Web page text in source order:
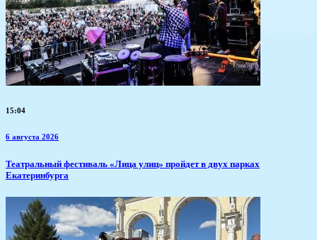
15:04
6 августа 2026
​Театральный фестиваль «Лица улиц» пройдет в двух парках
Екатеринбурга